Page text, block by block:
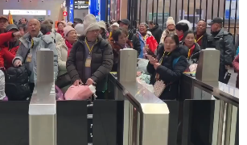
天津 河北 山西